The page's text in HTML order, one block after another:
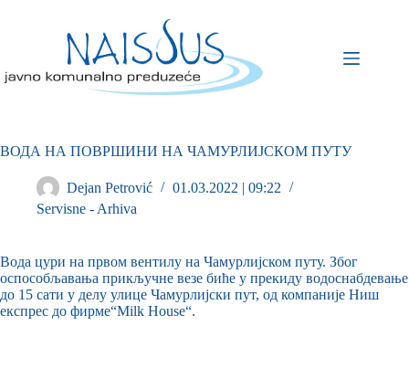
ВОДА НА ПОВРШИНИ НА ЧАМУРЛИЈСКОМ ПУТУ
Dejan Petrović
01.03.2022 | 09:22
Servisne - Arhiva
Вода цури на првом вентилу на Чамурлијском путу. Због
оспособљавања прикључне везе биће у прекиду водоснабдевање
до 15 сати у делу улице Чамурлијски пут, од компаније Ниш
експрес до фирме“Milk House“.